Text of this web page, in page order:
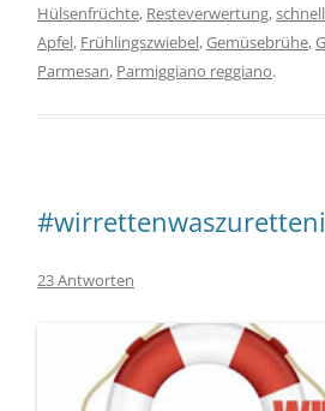
Hülsenfrüchte, Resteverwertung,
Apfel, Frühlingszwiebel,Gemüsebrühe,
Parmesan, Parmiggiano reggiano.
23 Antworten